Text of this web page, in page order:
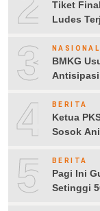
Tiket
Ludes
3 NASIONAL
BMKG
4 BERITA
Ketua
Sosok
5 BERITA
Pagi Ini
Setinggi